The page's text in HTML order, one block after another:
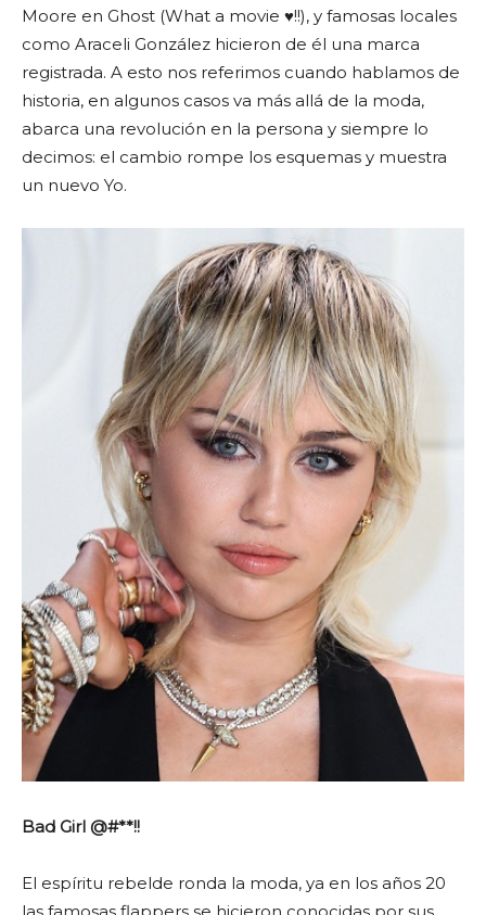
Moore en Ghost (What a movie ♥!!), y famosas locales
como Araceli González hicieron de él una marca
registrada. A esto nos referimos cuando hablamos de
historia, en algunos casos va más allá de la moda,
abarca una revolución en la persona y siempre lo
decimos: el cambio rompe los esquemas y muestra
un nuevo Yo.
Bad Girl @#**!!
El espíritu rebelde ronda la moda, ya en los años 20